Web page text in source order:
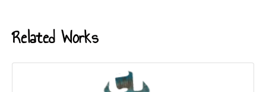
Related Works